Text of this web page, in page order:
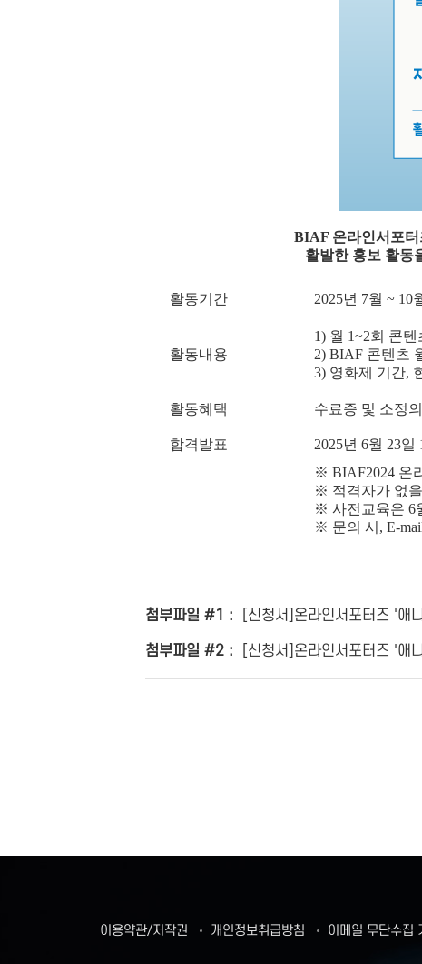
BIAF 온라인서포터
활발한 홍보 활동
활동기간 2025년 7월 ~ 10
활동내용
1) 월 1~2회 콘텐
2) BIAF 콘텐츠
3) 영화제 기간,
활동혜택 수료증 및 소정
합격발표 2025년 6월 23일
※ BIAF2024 온
※ 적격자가 없
※ 사전교육은 6
※ 문의 시 , E-
첨부파일 #1 : [신청서]온라인서포터즈 '
첨부파일 #2 : [신청서]온라인서포터즈 '
이용약관/저작권 개인정보취급방침 이메일 무단수집